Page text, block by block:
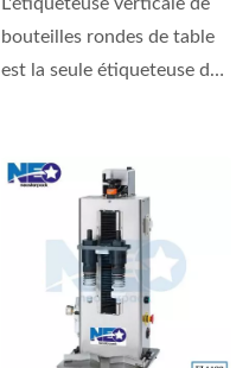
bouteilles rondes de table
est la seule étiqueteuse de